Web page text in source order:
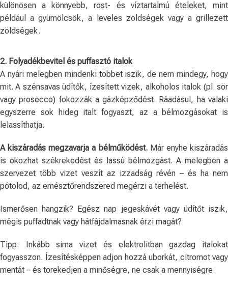
különösen a könnyebb, rost- és víztartalmú ételeket, mint
például a gyümölcsök, a leveles zöldségek vagy a grillezett
zöldségek.
2. Folyadékbevitel és puffasztó italok
A nyári melegben mindenki többet iszik, de nem mindegy, hogy
mit. A szénsavas üdítők, ízesített vizek, alkoholos italok (pl. sör
vagy prosecco) fokozzák a gázképződést. Ráadásul, ha valaki
egyszerre sok hideg italt fogyaszt, az a bélmozgásokat is
lelassíthatja.
A kiszáradás megzavarja a bélműködést. Már enyhe kiszáradás
is okozhat székrekedést és lassú bélmozgást. A melegben a
szervezet több vizet veszít az izzadság révén – és ha nem
pótolod, az emésztőrendszered megérzi a terhelést.
Ismerősen hangzik? Egész nap jegeskávét vagy üdítőt iszik,
mégis puffadtnak vagy hátfájdalmasnak érzi magát?
Tipp: Inkább sima vizet és elektrolitban gazdag italokat
fogyasszon. Ízesítésképpen adjon hozzá uborkát, citromot vagy
mentát – és törekedjen a minőségre, ne csak a mennyiségre.